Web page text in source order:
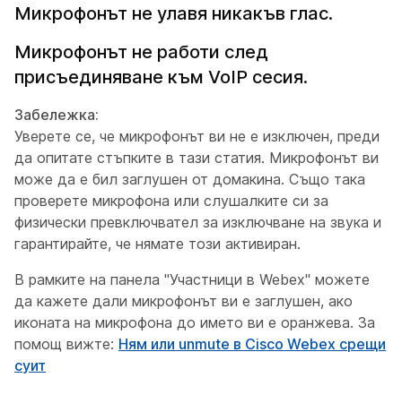
Микрофонът не улавя никакъв глас.
Микрофонът не работи след
присъединяване към VoIP сесия.
Забележка:
Уверете се, че микрофонът ви не е изключен, преди
да опитате стъпките в тази статия. Микрофонът ви
може да е бил заглушен от домакина. Също така
проверете микрофона или слушалките си за
физически превключвател за изключване на звука и
гарантирайте, че нямате този активиран.
В рамките на панела "Участници в Webex" можете
да кажете дали микрофонът ви е заглушен, ако
иконата на микрофона до името ви е оранжева. За
помощ вижте: Ням или unmute в Cisco Webex срещи
суит